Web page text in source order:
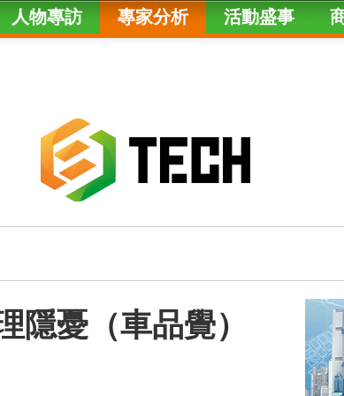
人物專訪 專家分析 活動盛事
隱憂（車品覺）